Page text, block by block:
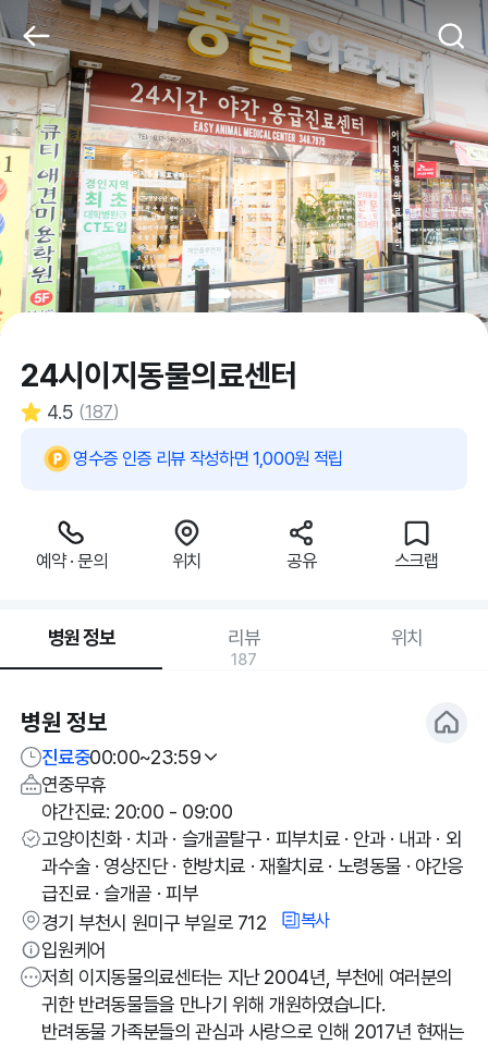
24시이지동물의료센터
4.5 (187)
영수증 인증 리뷰 작성하면 1,000원 적립
예약 · 문의 위치 공유 스크랩
병원 정보 리뷰
187
위치
병원 정보
진료중00:00~23:59
연중무휴
야간진료: 20:00 - 09:00
고양이친화 · 치과 · 슬개골탈구 · 피부치료 · 안과 · 내과 · 외
과수술 · 영상진단 · 한방치료 · 재활치료 · 노령동물 · 야간응
급진료 · 슬개골 · 피부
경기 부천시 원미구 부일로 712
복사
입원케어
저희 이지동물의료센터는 지난 2004년, 부천에 여러분의
귀한 반려동물들을 만나기 위해 개원하였습니다.
반려동물 가족분들의 관심과 사랑으로 인해 2017년 현재는